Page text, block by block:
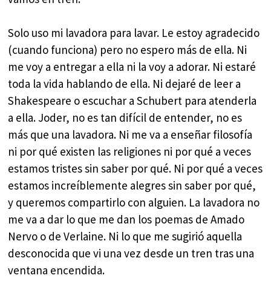
Solo uso mi lavadora para lavar. Le estoy agradecido
(cuando funciona) pero no espero más de ella. Ni
me voy a entregar a ella ni la voy a adorar. Ni estaré
toda la vida hablando de ella. Ni dejaré de leer a
Shakespeare o escuchar a Schubert para atenderla
a ella. Joder, no es tan difícil de entender, no es
más que una lavadora. Ni me va a enseñar filosofía
ni por qué existen las religiones ni por qué a veces
estamos tristes sin saber por qué. Ni por qué a veces
estamos increíblemente alegres sin saber por qué,
y queremos compartirlo con alguien. La lavadora no
me va a dar lo que me dan los poemas de Amado
Nervo o de Verlaine. Ni lo que me sugirió aquella
desconocida que vi una vez desde un tren tras una
ventana encendida.